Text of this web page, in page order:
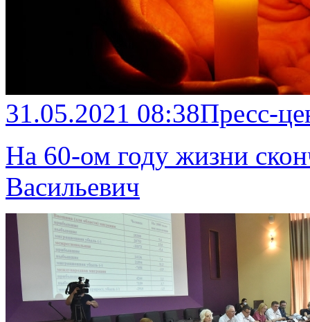
31.05.2021 08:38Пресс-
На 60-ом году жизни
Васильевич